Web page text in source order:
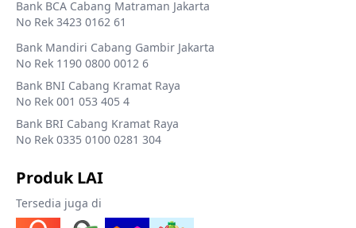
Bank BCA Cabang Matraman Jakarta
No Rek 3423 0162 61
Bank Mandiri Cabang Gambir Jakarta
No Rek 1190 0800 0012 6
Bank BNI Cabang Kramat Raya
No Rek 001 053 405 4
Bank BRI Cabang Kramat Raya
No Rek 0335 0100 0281 304
Produk LAI
Tersedia juga di